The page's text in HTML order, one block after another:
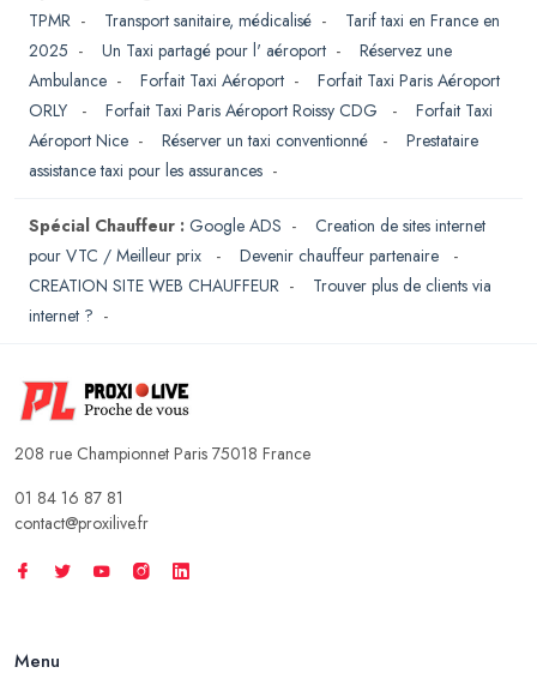
TPMR - Transport sanitaire, médicalisé - Tarif taxi en France en
2025 - Un Taxi partagé pour l' aéroport - Réservez une
Ambulance - Forfait Taxi Aéroport - Forfait Taxi Paris Aéroport
ORLY
- Forfait Taxi Paris Aéroport Roissy CDG - Forfait Taxi
Aéroport Nice - Réserver un taxi conventionné - Prestataire
assistance taxi pour les assurances -
Spécial Chauffeur : Google ADS - Creation de sites internet
pour VTC / Meilleur prix
- Devenir chauffeur partenaire
-
CREATION SITE WEB CHAUFFEUR - Trouver plus de clients via
internet ? -
208 rue Championnet Paris 75018 France
01 84 16 87 81
contact@proxilive.fr
Menu